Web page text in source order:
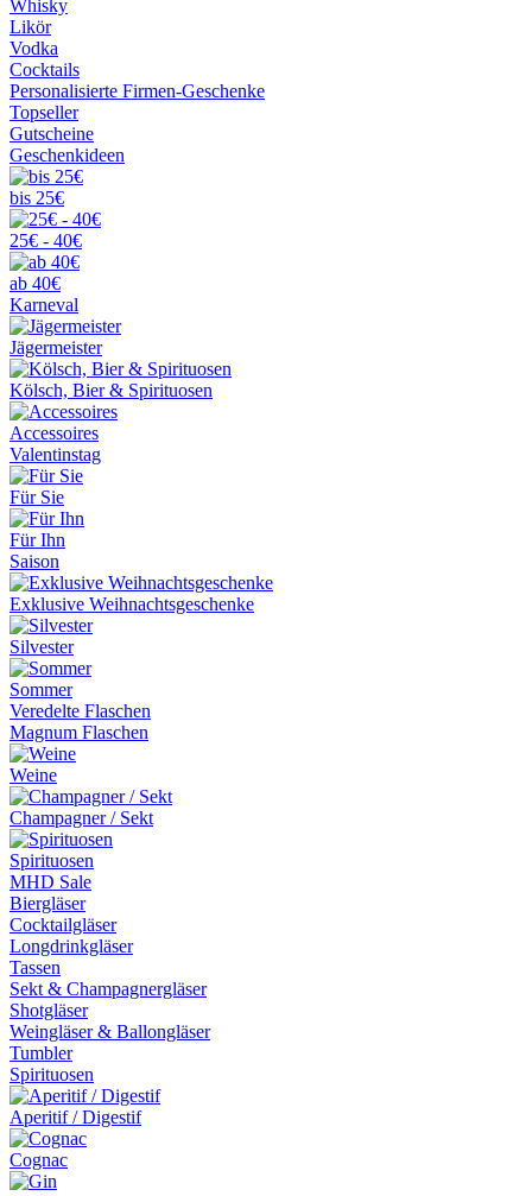
Whisky
Likör
Vodka
Cocktails
Personalisierte Firmen-Geschenke
Topseller
Gutscheine
Geschenkideen
bis 25€
25€ - 40€
ab 40€
Karneval
Jägermeister
Kölsch, Bier & Spirituosen
Accessoires
Valentinstag
Für Sie
Für Ihn
Saison
Exklusive Weihnachtsgeschenke
Silvester
Sommer
Veredelte Flaschen
Magnum Flaschen
Weine
Champagner / Sekt
Spirituosen
MHD Sale
Biergläser
Cocktailgläser
Longdrinkgläser
Tassen
Sekt & Champagnergläser
Shotgläser
Weingläser & Ballongläser
Tumbler
Spirituosen
Aperitif / Digestif
Cognac